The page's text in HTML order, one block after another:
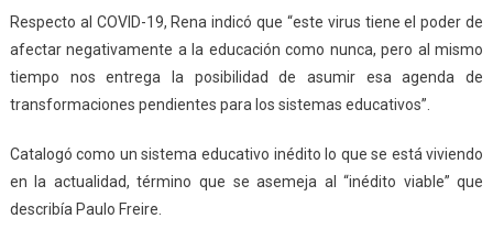
Respecto al COVID-19, Rena indicó que “este virus tiene el poder de
afectar negativamente a la educación como nunca, pero al mismo
tiempo nos entrega la posibilidad de asumir esa agenda de
transformaciones pendientes para los sistemas educativos”.
Catalogó como un sistema educativo inédito lo que se está viviendo
en la actualidad, término que se asemeja al “inédito viable” que
describía Paulo Freire.